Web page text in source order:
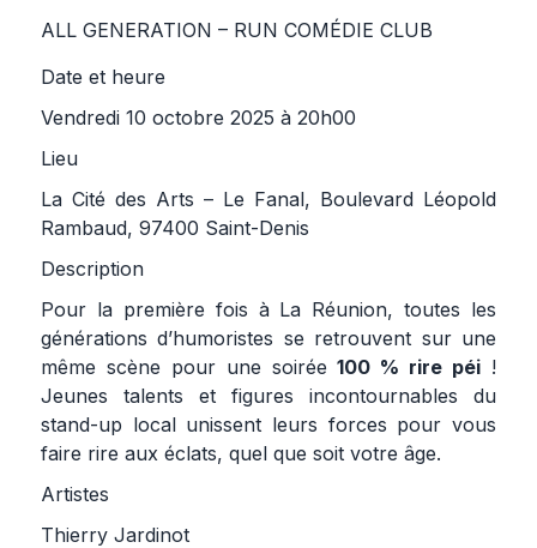
ALL GENERATION – RUN COMÉDIE CLUB
Date et heure
Vendredi 10 octobre 2025 à 20h00
Lieu
La Cité des Arts – Le Fanal, Boulevard Léopold
Rambaud, 97400 Saint-Denis
Description
Pour la première fois à La Réunion, toutes les
générations d’humoristes se retrouvent sur une
même scène pour une soirée100 % rire péi !
Jeunes talents et figures incontournables du
stand-up local unissent leurs forces pour vous
faire rire aux éclats, quel que soit votre âge.
Artistes
Thierry Jardinot